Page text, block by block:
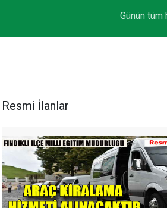
Günün tüm
Resmi İlanlar